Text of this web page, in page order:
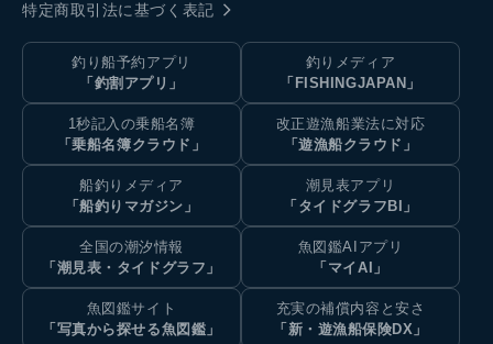
特定商取引法に基づく表記
釣り船予約アプリ
「釣割アプリ」
釣りメディア
「FISHINGJAPAN」
1秒記入の乗船名簿
「乗船名簿クラウド」
改正遊漁船業法に対応
「遊漁船クラウド」
船釣りメディア
「船釣りマガジン」
潮見表アプリ
「タイドグラフBI」
全国の潮汐情報
「潮見表・タイドグラフ」
魚図鑑AIアプリ
「マイAI」
魚図鑑サイト
「写真から探せる魚図鑑」
充実の補償内容と安さ
「新・遊漁船保険DX」